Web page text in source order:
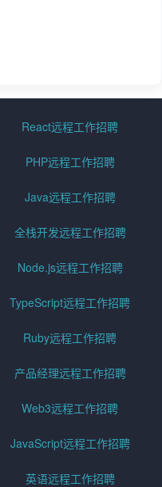
React远程工作招聘
PHP远程工作招聘
Java远程工作招聘
全栈开发远程工作招聘
Node.js远程工作招聘
TypeScript远程工作招聘
Ruby远程工作招聘
产品经理远程工作招聘
Web3远程工作招聘
JavaScript远程工作招聘
英语远程工作招聘